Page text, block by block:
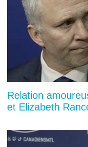
Relation
et Elizabeth